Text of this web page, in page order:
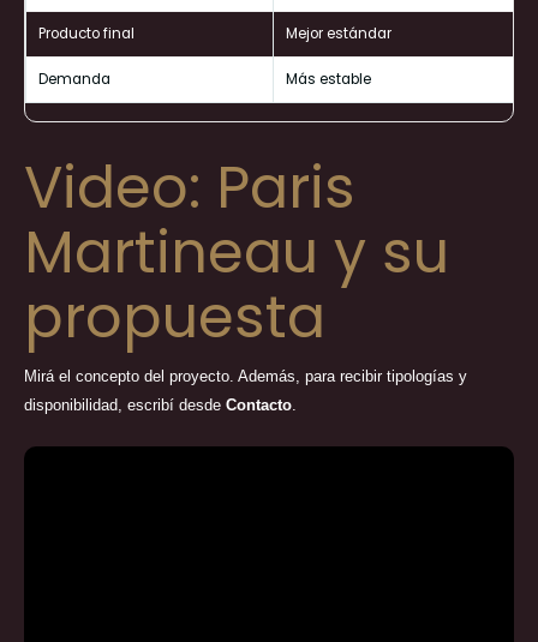
Producto final Mejor estándar
Demanda Más estable
Video: Paris
Martineau y su
propuesta
Mirá el concepto del proyecto. Además, para recibir tipologías y
disponibilidad, escribí desde Contacto.